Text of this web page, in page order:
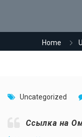
Home
Uncategorized
Ссылка на